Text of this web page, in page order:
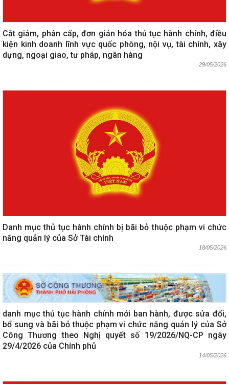
Cắt giảm, phân cấp, đơn giản hóa thủ tục hành chính, điều
kiện kinh doanh lĩnh vực quốc phòng, nội vụ, tài chính, xây
dựng, ngoại giao, tư pháp, ngân hàng
29/05/2026
Danh mục thủ tục hành chính bị bãi bỏ thuộc phạm vi chức
năng quản lý của Sở Tài chính
18/05/2026
danh mục thủ tục hành chính mới ban hành, được sửa đổi,
bổ sung và bãi bỏ thuộc phạm vi chức năng quản lý của Sở
Công Thương theo Nghị quyết số 19/2026/NQ-CP ngày
29/4/2026 của Chính phủ
14/05/2026